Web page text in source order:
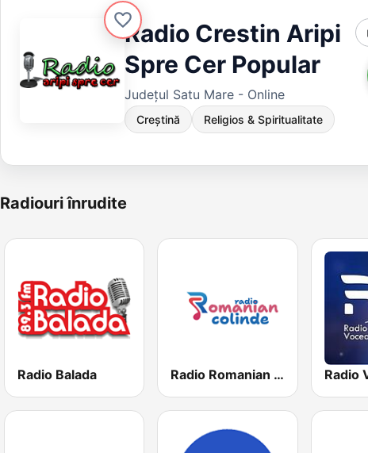
Radio Crestin Aripi
Spre Cer Popular
Județul Satu Mare - Online
Creștină Religios & Spiritualitate
Radiouri înrudite
Radio Balada Radio Romanian Colinde